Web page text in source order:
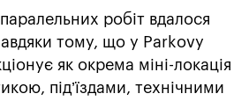
паралельних робіт вдалося
тому, що у Parkovy
як окрема міні-локація
під’їздами, технічними